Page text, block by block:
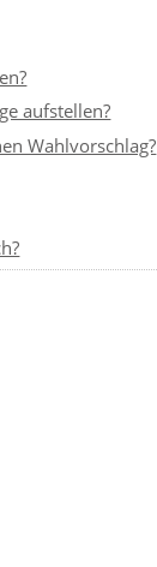
aufstellen?
Wahlvorschlag?